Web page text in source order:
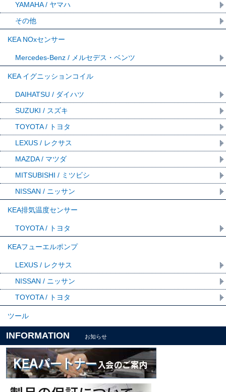
YAMAHA / ヤマハ
その他
KEA NOxセンサー
Mercedes-Benz / メルセデス・ベンツ
KEA イグニッションコイル
DAIHATSU / ダイハツ
SUZUKI / スズキ
TOYOTA / トヨタ
LEXUS / レクサス
MAZDA / マツダ
MITSUBISHI / ミツビシ
NISSAN / ニッサン
KEA排気温度センサー
TOYOTA / トヨタ
KEAフューエルポンプ
LEXUS / レクサス
NISSAN / ニッサン
TOYOTA / トヨタ
ツール
INFORMATION お知らせ